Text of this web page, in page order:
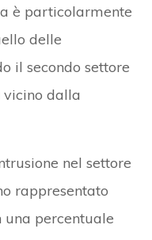
è particolarmente
delle
il secondo settore
dalla
nel settore
rappresentato
una percentuale